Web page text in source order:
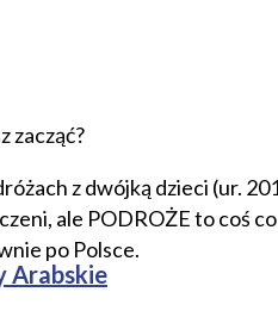
Arabskie
zacząć?
z dwójką dzieci (ur.
ale PODROŻE to coś
po Polsce.